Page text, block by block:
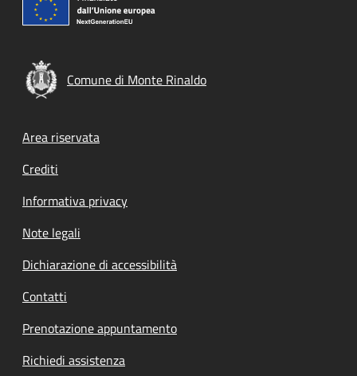
Comune di Monte Rinaldo
Footer menu
Area riservata
Crediti
Informativa privacy
Note legali
Dichiarazione di accessibilità
Contatti
Prenotazione appuntamento
Richiedi assistenza